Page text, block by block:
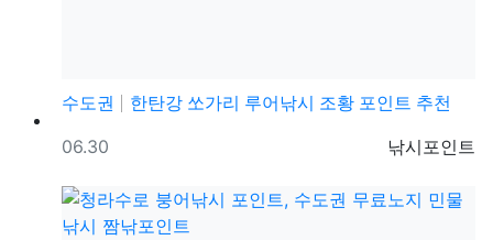
수도권
한탄강 쏘가리 루어낚시 조황 포인트 추천
등록자
낚시포인트
등록일
06.30